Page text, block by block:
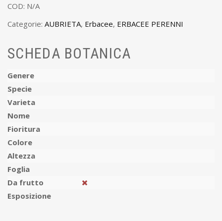
COD: N/A
Categorie: AUBRIETA, Erbacee, ERBACEE PERENNI
SCHEDA BOTANICA
Genere
Specie
Varieta
Nome
Fioritura
Colore
Altezza
Foglia
Da frutto
Esposizione